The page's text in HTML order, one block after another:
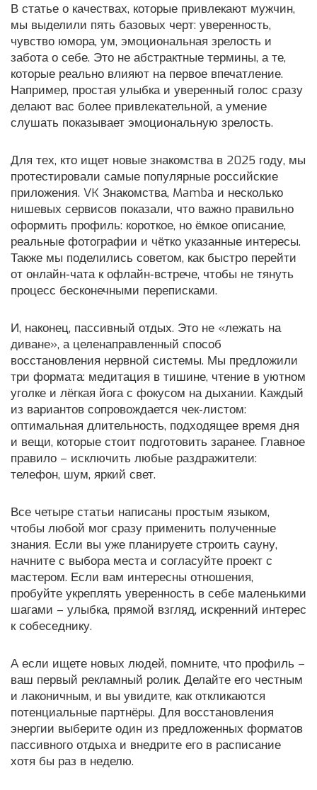
В статье о качествах, которые привлекают мужчин,
мы выделили пять базовых черт: уверенность,
чувство юмора, ум, эмоциональная зрелость и
забота о себе. Это не абстрактные термины, а те,
которые реально влияют на первое впечатление.
Например, простая улыбка и уверенный голос сразу
делают вас более привлекательной, а умение
слушать показывает эмоциональную зрелость.
Для тех, кто ищет новые знакомства в 2025 году, мы
протестировали самые популярные российские
приложения. VK Знакомства, Mamba и несколько
нишевых сервисов показали, что важно правильно
оформить профиль: короткое, но ёмкое описание,
реальные фотографии и чётко указанные интересы.
Также мы поделились советом, как быстро перейти
от онлайн‑чата к офлайн‑встрече, чтобы не тянуть
процесс бесконечными переписками.
И, наконец, пассивный отдых. Это не «лежать на
диване», а целенаправленный способ
восстановления нервной системы. Мы предложили
три формата: медитация в тишине, чтение в уютном
уголке и лёгкая йога с фокусом на дыхании. Каждый
из вариантов сопровождается чек‑листом:
оптимальная длительность, подходящее время дня
и вещи, которые стоит подготовить заранее. Главное
правило – исключить любые раздражители:
телефон, шум, яркий свет.
Все четыре статьи написаны простым языком,
чтобы любой мог сразу применить полученные
знания. Если вы уже планируете строить сауну,
начните с выбора места и согласуйте проект с
мастером. Если вам интересны отношения,
пробуйте укреплять уверенность в себе маленькими
шагами – улыбка, прямой взгляд, искренний интерес
к собеседнику.
А если ищете новых людей, помните, что профиль –
ваш первый рекламный ролик. Делайте его честным
и лаконичным, и вы увидите, как откликаются
потенциальные партнёры. Для восстановления
энергии выберите один из предложенных форматов
пассивного отдыха и внедрите его в расписание
хотя бы раз в неделю.